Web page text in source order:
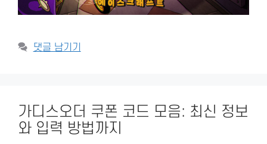
댓글 남기기
가디스오더 쿠폰 코드 모음: 최신 정보
와 입력 방법까지